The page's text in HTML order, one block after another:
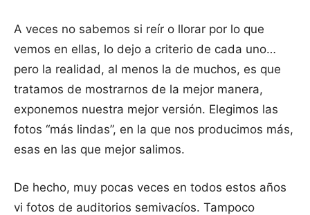
A veces no sabemos si reír o llorar por lo que
vemos en ellas, lo dejo a criterio de cada uno…
pero la realidad, al menos la de muchos, es que
tratamos de mostrarnos de la mejor manera,
exponemos nuestra mejor versión. Elegimos las
fotos “más lindas”, en la que nos producimos más,
esas en las que mejor salimos.
De hecho, muy pocas veces en todos estos años
vi fotos de auditorios semivacíos. Tampoco